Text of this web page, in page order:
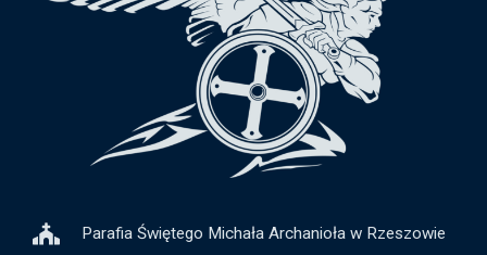
Parafia Świętego Michała Archanioła w Rzeszowie